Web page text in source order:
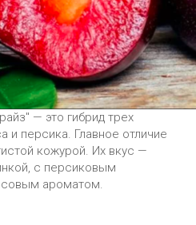
— это гибрид трех
и персика. Главное отличие
кожурой. Их вкус —
с персиковым
ароматом.